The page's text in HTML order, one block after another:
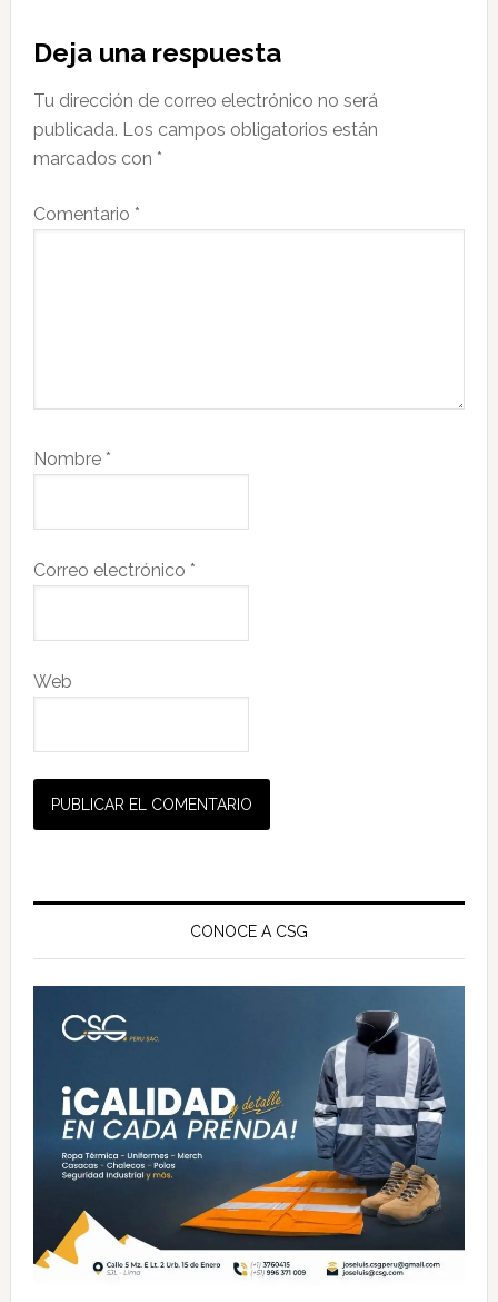
Interacciones
con
los
lectores
Deja una respuesta
Tu dirección de correo electrónico no será
publicada. Los campos obligatorios están
marcados con *
Comentario *
Nombre *
Correo electrónico *
Web
Barra
principal
CONOCE A CSG